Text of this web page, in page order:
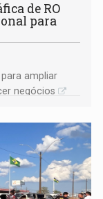
de RO
para
para ampliar
negócios